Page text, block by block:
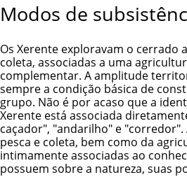
Modos de
Os Xerente exploravam o cerrado
coleta, associadas a uma
complementar. A amplitude
sempre a condição básica de
grupo. Não é por acaso que a
Xerente está associada
caçador", "andarilho" e "corredor".
pesca e coleta, bem como da
intimamente associadas ao
possuem sobre a natureza, suas